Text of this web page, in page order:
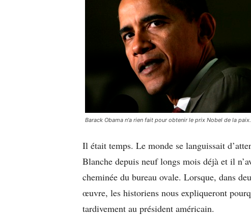
Barack Obama n'a rien fait pour obtenir le prix Nobel de la
Il était temps. Le monde se languissait
Blanche depuis neuf longs mois déjà et il
cheminée du bureau ovale. Lorsque, dans
œuvre, les historiens nous expliqueront
tardivement au président américain.